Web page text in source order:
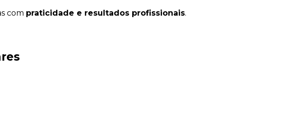
com praticidade e resultados profissionais.